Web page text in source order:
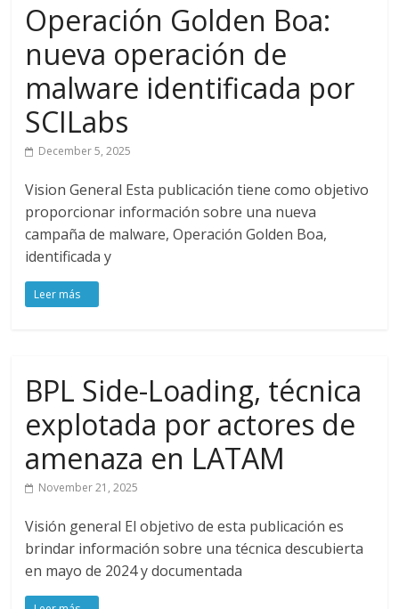
Operación Golden Boa:
nueva operación de
malware identificada por
SCILabs
December 5, 2025
Vision General Esta publicación tiene como objetivo
proporcionar información sobre una nueva
campaña de malware, Operación Golden Boa,
identificada y
BPL Side-Loading, técnica
explotada por actores de
amenaza en LATAM
November 21, 2025
Visión general El objetivo de esta publicación es
brindar información sobre una técnica descubierta
en mayo de 2024 y documentada